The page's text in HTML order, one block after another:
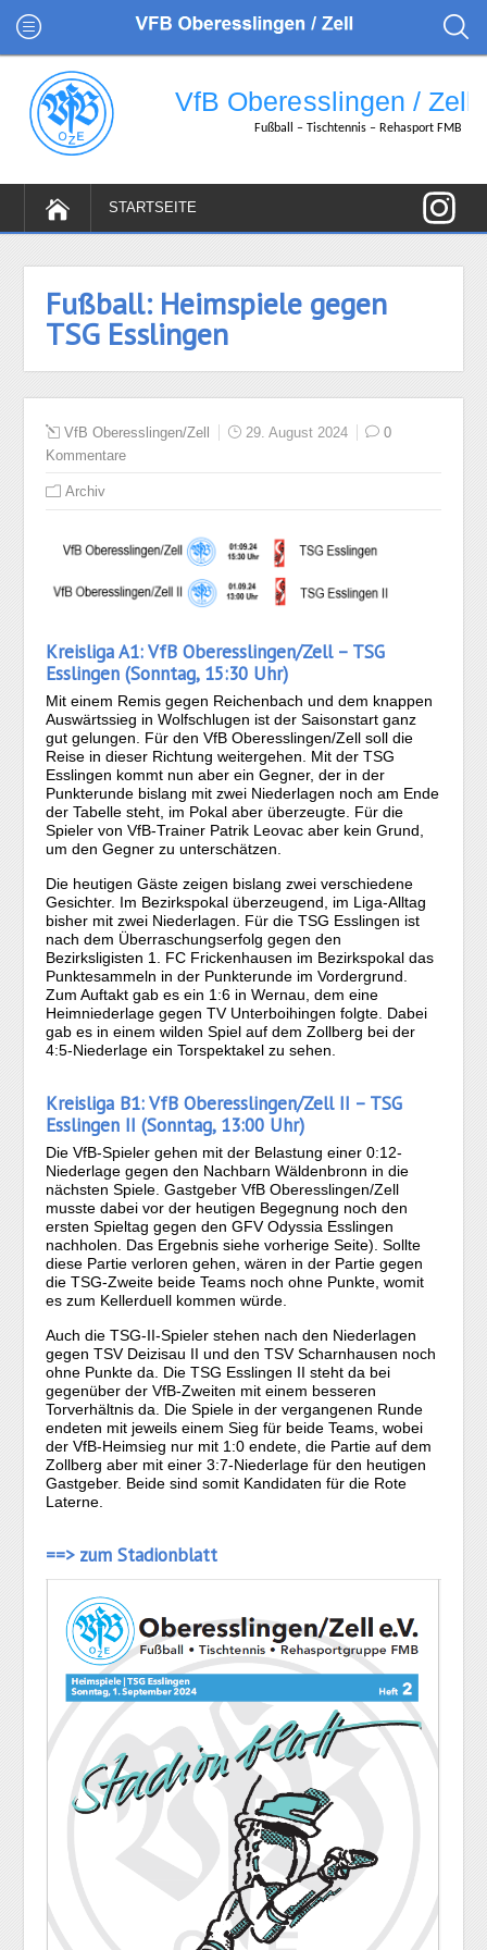
Fußball: Heimspiele gegen
TSG Esslingen
VfB Oberesslingen/Zell 29. August 2024
0
Kommentare
Archiv
Kreisliga A1: VfB Oberesslingen/Zell – TSG
Esslingen (Sonntag, 15:30 Uhr)
Mit einem Remis gegen Reichenbach und dem knappen
Auswärtssieg in Wolfschlugen ist der Saisonstart ganz
gut gelungen. Für den VfB Oberesslingen/Zell soll die
Reise in dieser Richtung weitergehen. Mit der TSG
Esslingen kommt nun aber ein Gegner, der in der
Punkterunde bislang mit zwei Niederlagen noch am Ende
der Tabelle steht, im Pokal aber überzeugte. Für die
Spieler von VfB-Trainer Patrik Leovac aber kein Grund,
um den Gegner zu unterschätzen.
Die heutigen Gäste zeigen bislang zwei verschiedene
Gesichter. Im Bezirkspokal überzeugend, im Liga-Alltag
bisher mit zwei Niederlagen. Für die TSG Esslingen ist
nach dem Überraschungserfolg gegen den
Bezirksligisten 1. FC Frickenhausen im Bezirkspokal das
Punktesammeln in der Punkterunde im Vordergrund.
Zum Auftakt gab es ein 1:6 in Wernau, dem eine
Heimniederlage gegen TV Unterboihingen folgte. Dabei
gab es in einem wilden Spiel auf dem Zollberg bei der
4:5-Niederlage ein Torspektakel zu sehen.
Kreisliga B1: VfB Oberesslingen/Zell II – TSG
Esslingen II (Sonntag, 13:00 Uhr)
Die VfB-Spieler gehen mit der Belastung einer 0:12-
Niederlage gegen den Nachbarn Wäldenbronn in die
nächsten Spiele. Gastgeber VfB Oberesslingen/Zell
musste dabei vor der heutigen Begegnung noch den
ersten Spieltag gegen den GFV Odyssia Esslingen
nachholen. Das Ergebnis siehe vorherige Seite). Sollte
diese Partie verloren gehen, wären in der Partie gegen
die TSG-Zweite beide Teams noch ohne Punkte, womit
es zum Kellerduell kommen würde.
Auch die TSG-II-Spieler stehen nach den Niederlagen
gegen TSV Deizisau II und den TSV Scharnhausen noch
ohne Punkte da. Die TSG Esslingen II steht da bei
gegenüber der VfB-Zweiten mit einem besseren
Torverhältnis da. Die Spiele in der vergangenen Runde
endeten mit jeweils einem Sieg für beide Teams, wobei
der VfB-Heimsieg nur mit 1:0 endete, die Partie auf dem
Zollberg aber mit einer 3:7-Niederlage für den heutigen
Gastgeber. Beide sind somit Kandidaten für die Rote
Laterne.
==> zum Stadionblatt